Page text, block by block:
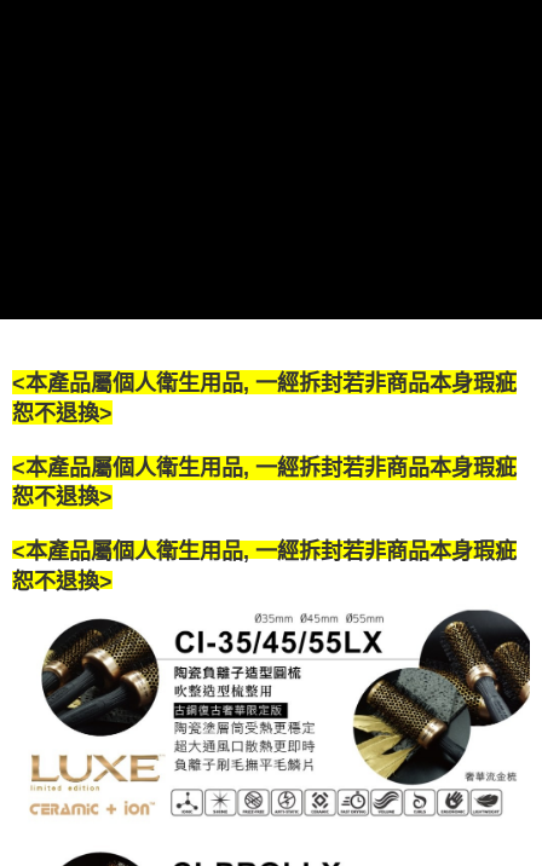
<本產品屬個人衛生用品, 一經拆封若非商品本身瑕疵
恕不退換>
<本產品屬個人衛生用品, 一經拆封若非商品本身瑕疵
恕不退換>
<本產品屬個人衛生用品, 一經拆封若非商品本身瑕疵
恕不退換>